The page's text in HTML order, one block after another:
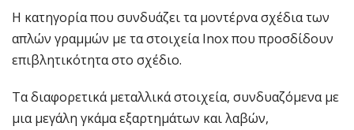
Η κατηγορία που συνδυάζει τα μοντέρνα σχέδια των
απλών γραμμών με τα στοιχεία Inox που προσδίδουν
επιβλητικότητα στο σχέδιο.
Τα διαφορετικά μεταλλικά στοιχεία, συνδυαζόμενα με
μια μεγάλη γκάμα εξαρτημάτων και λαβών,